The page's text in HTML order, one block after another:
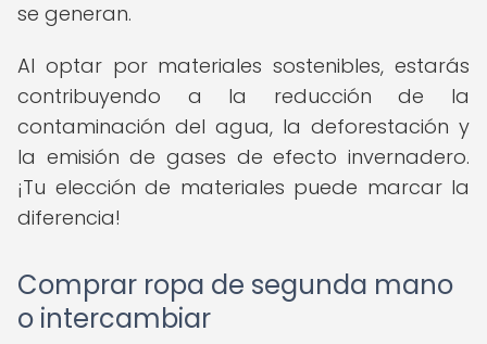
se generan.
Al optar por materiales sostenibles, estarás
contribuyendo a la reducción de la
contaminación del agua, la deforestación y
la emisión de gases de efecto invernadero.
¡Tu elección de materiales puede marcar la
diferencia!
Comprar ropa de segunda mano
o intercambiar